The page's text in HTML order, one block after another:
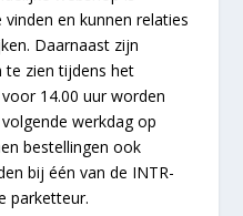
en kunnen relaties
Daarnaast zijn
te zien tijdens het
14.00 uur worden
werkdag op
bestellingen ook
bij één van de INTR-
parketteur.